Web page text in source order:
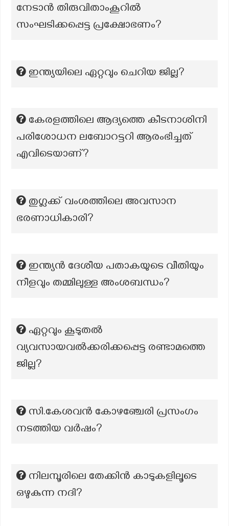
നേടാൻ തിരുവിതാംകൂറിൽ
സംഘടിക്കപ്പെട്ട പ്രക്ഷോഭണം?
ഇന്ത്യയിലെ ഏറ്റവും ചെറിയ ജില്ല?
കേരളത്തിലെ ആദ്യത്തെ കീടനാശിനി
പരിശോധന ലബോറട്ടറി ആരംഭിച്ചത്
എവിടെയാണ്?
തുഗ്ലക്ക് വംശത്തിലെ അവസാന
ഭരണാധികാരി?
ഇന്ത്യൻ ദേശീയ പതാകയുടെ വീതിയും
നീളവും തമ്മിലുള്ള അംശബന്ധം?
ഏറ്റവും കൂടുതൽ
വ്യവസായവൽക്കരിക്കപ്പെട്ട രണ്ടാമത്തെ
ജില്ല?
സി.കേശവന്‍ കോഴഞ്ചേരി പ്രസംഗം
നടത്തിയ വര്‍ഷം?
നിലമ്പൂരിലെ തേക്കിന്‍ കാടുകളിലൂടെ
ഒഴുകുന്ന നദി?